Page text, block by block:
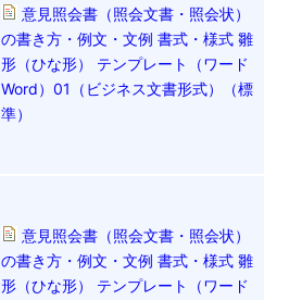
意見照会書（照会文書・照会状）
の書き方・例文・文例 書式・様式 雛
形（ひな形） テンプレート（ワード
Word）01（ビジネス文書形式）（標
準）
意見照会書（照会文書・照会状）
の書き方・例文・文例 書式・様式 雛
形（ひな形） テンプレート（ワード